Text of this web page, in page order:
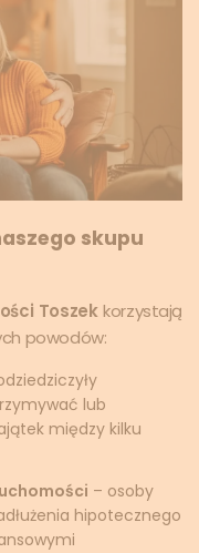
skupu
Toszek korzystają
powodów:
lub
między kilku
– osoby
hipotecznego